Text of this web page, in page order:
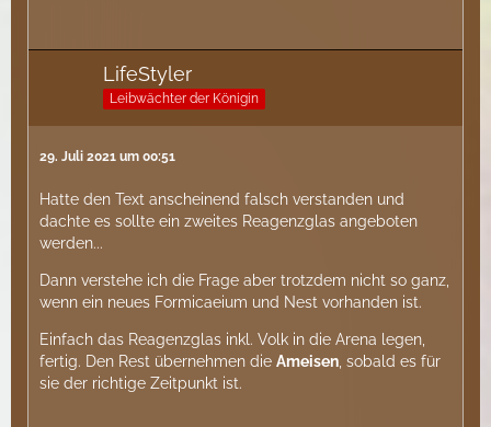
LifeStyler
Leibwächter der Königin
29. Juli 2021 um 00:51
Hatte den Text anscheinend falsch verstanden und
dachte es sollte ein zweites Reagenzglas angeboten
werden...
Dann verstehe ich die Frage aber trotzdem nicht so ganz,
wenn ein neues Formicaeium und Nest vorhanden ist.
Einfach das Reagenzglas inkl. Volk in die Arena legen,
fertig. Den Rest übernehmen die Ameisen , sobald es für
sie der richtige Zeitpunkt ist.